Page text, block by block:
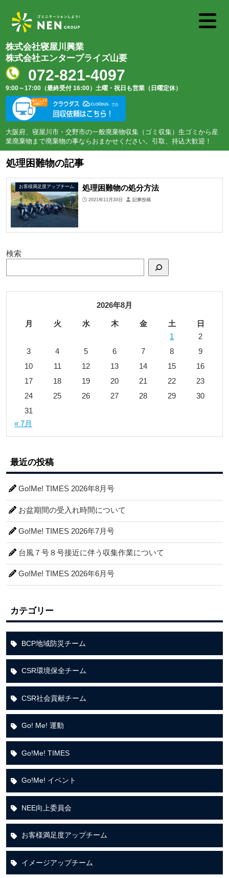
株式会社寝屋川興業
株式会社エンタープライズ山要
072-821-4097
9:00～17:00（最終受付 16:00） 土曜・祝日も営業（日曜定休）
大阪府、寝屋川市・交野市の一般廃棄物収集（ゴミ収集）生ゴミから産
業廃棄物まで廃棄物の事ならおまかせください。引取、持込大歓迎！
処理困難物の記事
お客様満足度アップチーム 処理困難物の処分方法
2021年11月30日 記事投稿
検索
2026年8月
月 火 水 木 金 土
日
1
2
3
4 5 6 7 8
9
10
11 12 13 14 15
16
17
18 19 20 21 22
23
24
25 26 27 28 29
30
31
« 7月
最近の投稿
Go!Me! TIMES 2026年8月号
お盆期間の受入れ時間について
Go!Me! TIMES 2026年7月号
台風７号８号接近に伴う収集作業について
Go!Me! TIMES 2026年6月号
カテゴリー
BCP地域防災チーム
CSR環境保全チーム
CSR社会貢献チーム
Go! Me! 運動
Go!Me! TIMES
Go!Me! イベント
NEE向上委員会
お客様満足度アップチーム
イメージアップチーム